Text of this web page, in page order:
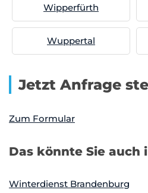
Wipperfürth
Wuppertal
Jetzt Anfrage
Zum Formular
Das könnte Sie auch
Winterdienst Brandenburg